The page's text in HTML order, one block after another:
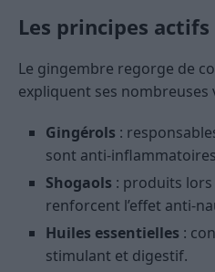
Les principes
Le gingembre regorge de
expliquent ses nombreuses
Gingérols :
sont anti-
Shogaols : produits lors
renforcent l’effet anti-
Huiles essentielles :
stimulant et digestif.